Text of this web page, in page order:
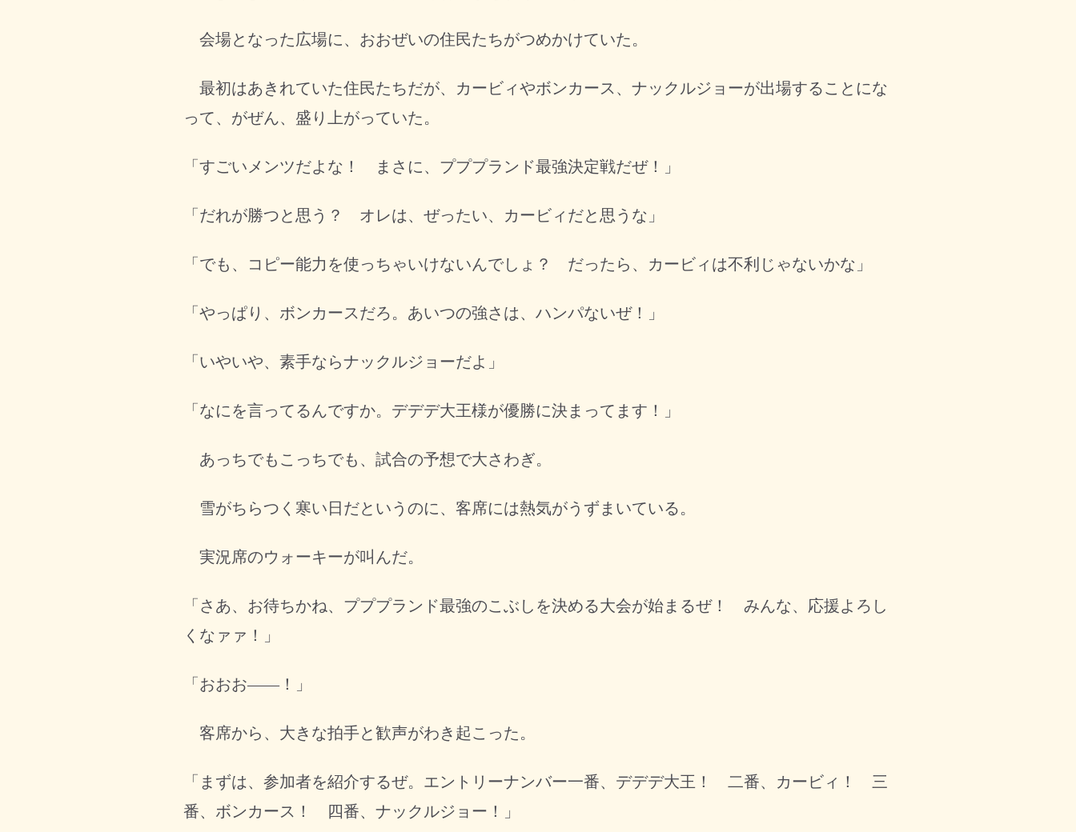
会場となった広場に、おおぜいの住民たちがつめかけていた。
最初はあきれていた住民たちだが、カービィやボンカース、ナックルジョーが出場することにな
って、がぜん、盛り上がっていた。
「すごいメンツだよな！ まさに、プププランド最強決定戦だぜ！」
「だれが勝つと思う？ オレは、ぜったい、カービィだと思うな」
「でも、コピー能力を使っちゃいけないんでしょ？ だったら、カービィは不利じゃないかな」
「やっぱり、ボンカースだろ。あいつの強さは、ハンパないぜ！」
「いやいや、素手ならナックルジョーだよ」
「なにを言ってるんですか。デデデ大王様が優勝に決まってます！」
あっちでもこっちでも、試合の予想で大さわぎ。
雪がちらつく寒い日だというのに、客席には熱気がうずまいている。
実況席のウォーキーが叫んだ。
「さあ、お待ちかね、プププランド最強のこぶしを決める大会が始まるぜ！ みんな、応援よろし
くなァァ！」
「おおお――！」
客席から、大きな拍手と歓声がわき起こった。
「まずは、参加者を紹介するぜ。エントリーナンバー一番、デデデ大王！ 二番、カービィ！ 三
番、ボンカース！ 四番、ナックルジョー！」